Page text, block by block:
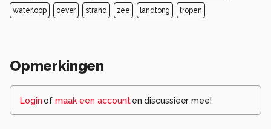
waterloop oever strand zee landtong tropen
Opmerkingen
Loginof maak een account en discussieer mee!